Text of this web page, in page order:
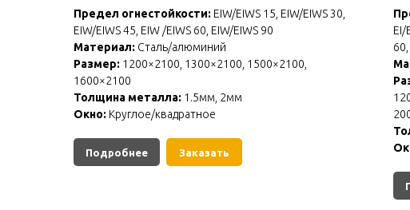
Предел огнестойкости: EIW/EIWS 15, EIW/EIWS 30,
EIW/EIWS 45, EIW /EIWS 60, EIW/EIWS 90
Материал: Сталь/алюминий
Размер: 1200×2100, 1300×2100, 1500×2100,
1600×2100
Толщина металла: 1.5мм, 2мм
Окно: Круглое/квадратное
Подробнее Заказать
EI/